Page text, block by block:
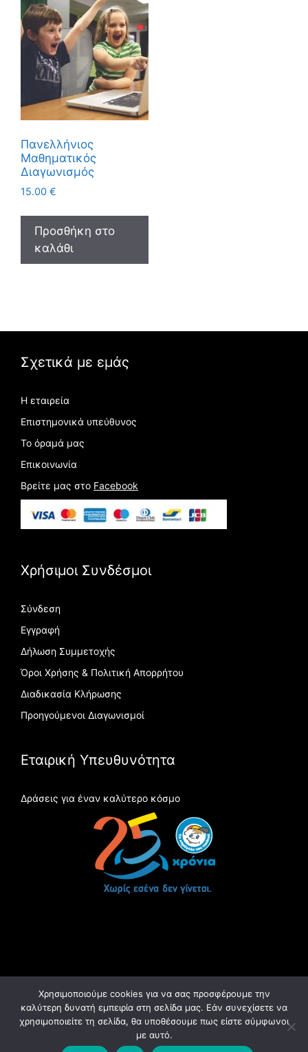
Πανελλήνιος
Μαθηματικός
Διαγωνισμός
15.00 €
Προσθήκη στο
καλάθι
Σχετικά με εμάς
Η εταιρεία
Επιστημονικά υπεύθυνος
Το όραμά μας
Επικοινωνία
Βρείτε μας στο Facebook
Χρήσιμοι Συνδέσμοι
Σύνδεση
Εγγραφή
Δήλωση Συμμετοχής
Όροι Χρήσης & Πολιτική Απορρήτου
Διαδικασία Κλήρωσης
Προηγούμενοι Διαγωνισμοί
Εταιρική Υπευθυνότητα
Δράσεις για έναν καλύτερο κόσμο
Χρησιμοποιούμε cookies για να σας προσφέρουμε την
καλύτερη δυνατή εμπειρία στη σελίδα μας. Εάν συνεχίσετε να
χρησιμοποιείτε τη σελίδα, θα υποθέσουμε πως είστε σύμφωνοι
με αυτό.